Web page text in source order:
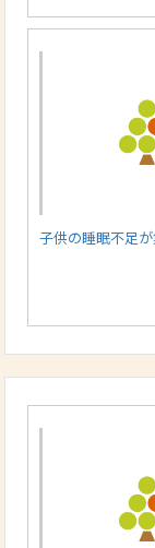
子供の睡眠不足が